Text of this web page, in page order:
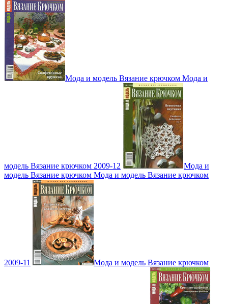
Мода и модель Вязание крючком Мода и
модель Вязание крючком 2009-12
Мода и
модель Вязание крючком Мода и модель Вязание крючком
2009-11 Мода и модель Вязание крючком